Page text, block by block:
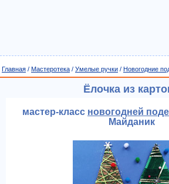
Главная / Мастеротека / Умелые ручки / Новогодние
Ёлочка из
мастер-класс новогодней
Майданик